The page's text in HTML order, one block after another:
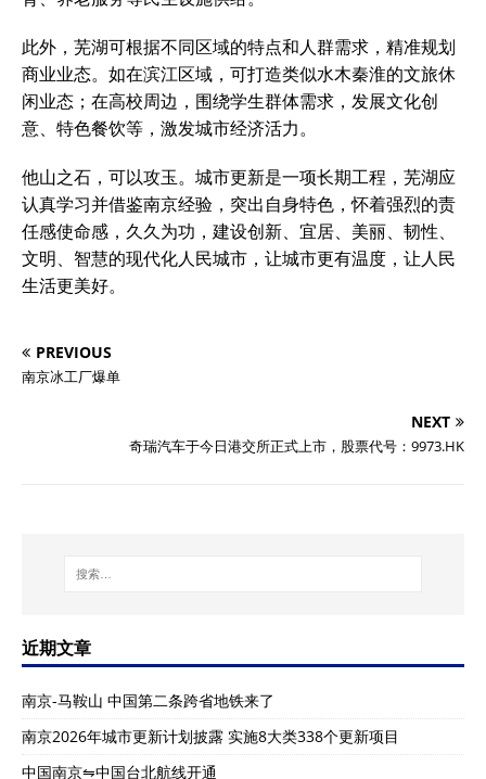
此外，芜湖可根据不同区域的特点和人群需求，精准规划
商业业态。如在滨江区域，可打造类似水木秦淮的文旅休
闲业态；在高校周边，围绕学生群体需求，发展文化创
意、特色餐饮等，激发城市经济活力。
他山之石，可以攻玉。城市更新是一项长期工程，芜湖应
认真学习并借鉴南京经验，突出自身特色，怀着强烈的责
任感使命感，久久为功，建设创新、宜居、美丽、韧性、
文明、智慧的现代化人民城市，让城市更有温度，让人民
生活更美好。
PREVIOUS
南京冰工厂爆单
NEXT
奇瑞汽车于今日港交所正式上市，股票代号：9973.HK
近期文章
南京-马鞍山 中国第二条跨省地铁来了
南京2026年城市更新计划披露 实施8大类338个更新项目
中国南京⇋中国台北航线开通